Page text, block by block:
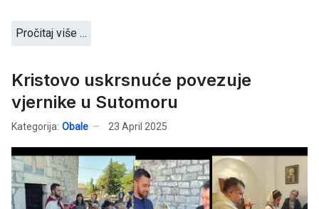
Pročitaj više …
Kristovo uskrsnuće povezuje
vjernike u Sutomoru
Kategorija: Obale 23 April 2025